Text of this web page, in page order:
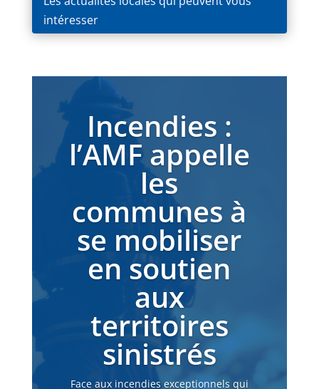
intéresser
Incendies :
l’AMF appelle
les
communes à
se mobiliser
en soutien
aux
territoires
sinistrés
Face aux incendies exceptionnels qui